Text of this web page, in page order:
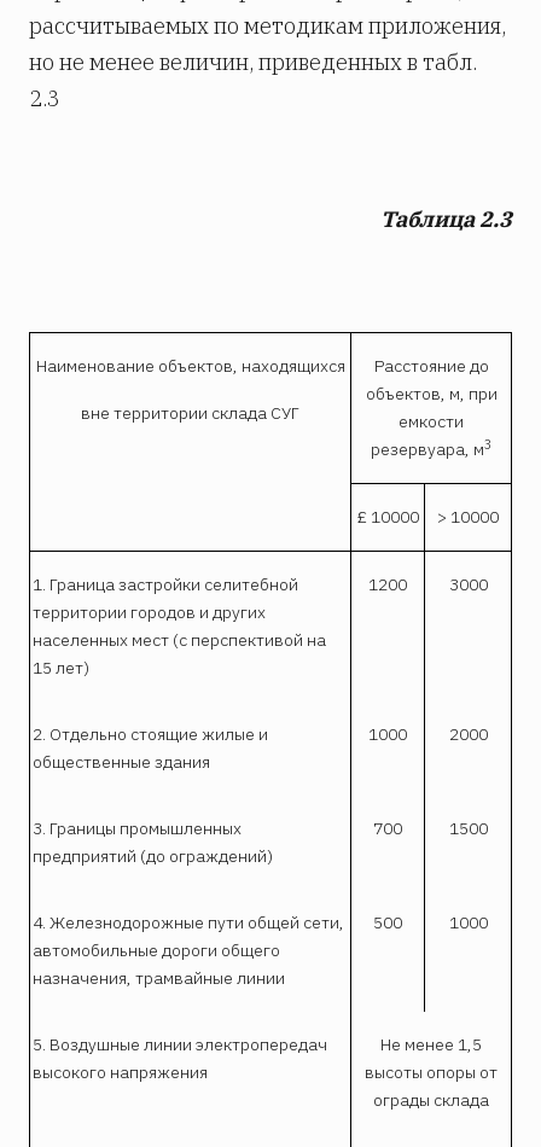
рассчитываемых по методикам приложения,
но не менее величин, приведенных в табл.
2.3
Таблица 2.3
Наименование объектов, находящихся
вне территории склада СУГ
Расстояние до
объектов, м, при
емкости
резервуара, м3
£ 10000 > 10000
1. Граница застройки селитебной
территории городов и других
населенных мест (с перспективой на
15 лет)
1200 3000
2. Отдельно стоящие жилые и
общественные здания
1000 2000
3. Границы промышленных
предприятий (до ограждений)
700 1500
4. Железнодорожные пути общей сети,
автомобильные дороги общего
назначения, трамвайные линии
500 1000
5. Воздушные линии электропередач
высокого напряжения
Не менее 1,5
высоты опоры от
ограды склада